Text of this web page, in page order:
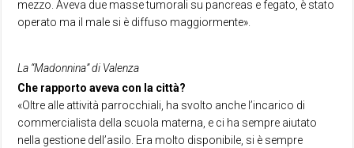
mezzo. Aveva due masse tumorali su pancreas e fegato, è stato
operato ma il male si è diffuso maggiormente».
La “Madonnina” di Valenza
Che rapporto aveva con la città?
«Oltre alle attività parrocchiali, ha svolto anche l’incarico di
commercialista della scuola materna, e ci ha sempre aiutato
nella gestione dell’asilo. Era molto disponibile, si è sempre